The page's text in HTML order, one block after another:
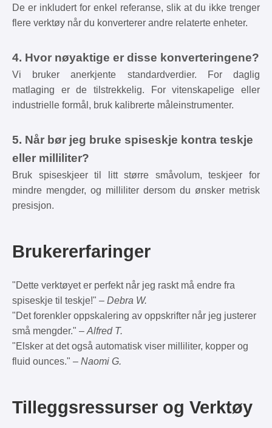
De er inkludert for enkel referanse, slik at du ikke trenger
flere verktøy når du konverterer andre relaterte enheter.
4. Hvor nøyaktige er disse konverteringene?
Vi bruker anerkjente standardverdier. For daglig
matlaging er de tilstrekkelig. For vitenskapelige eller
industrielle formål, bruk kalibrerte måleinstrumenter.
5. Når bør jeg bruke spiseskje kontra teskje
eller milliliter?
Bruk spiseskjeer til litt større småvolum, teskjeer for
mindre mengder, og milliliter dersom du ønsker metrisk
presisjon.
Brukererfaringer
"Dette verktøyet er perfekt når jeg raskt må endre fra
spiseskje til teskje!" – Debra W.
"Det forenkler oppskalering av oppskrifter når jeg justerer
små mengder." – Alfred T.
"Elsker at det også automatisk viser milliliter, kopper og
fluid ounces." – Naomi G.
Tilleggsressurser og Verktøy